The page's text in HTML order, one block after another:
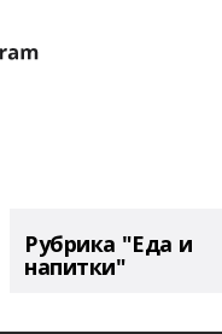
Рубрика "Еда и
напитки"